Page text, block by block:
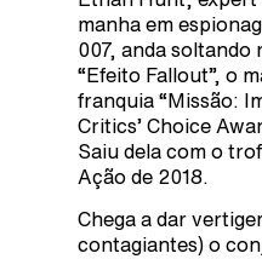
manha em
007, anda soltando
“Efeito Fallout”, o
franquia “Missão:
Critics’ Choice
Saiu dela com o
Ação de 2018.
Chega a dar
contagiantes) o